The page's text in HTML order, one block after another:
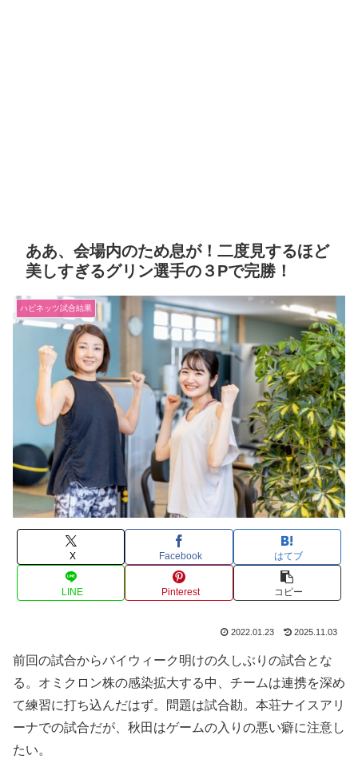
ああ、会場内のため息が！二度見するほど
美しすぎるグリン選手の３Pで完勝！
ハピネッツ試合結果
X Facebook はてブ
LINE Pinterest コピー
2022.01.23 2025.11.03
前回の試合からバイウィーク明けの久しぶりの試合とな
る。オミクロン株の感染拡大する中、チームは連携を深め
て練習に打ち込んだはず。問題は試合勘。本荘ナイスアリ
ーナでの試合だが、秋田はゲームの入りの悪い癖に注意し
たい。